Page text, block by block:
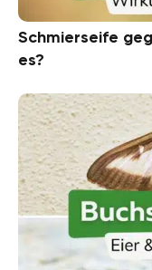
Schmierseife
es?